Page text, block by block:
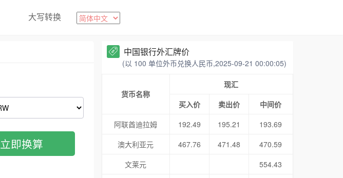
大写转换
立即换算
中国银行外汇牌价
(以 100 单位外币兑换人民币,2025-09-21 00:00:05)
货币名称
现汇
买入价
卖出价
中间价
阿联酋迪拉姆
192.49 195.21
193.69
澳大利亚元
467.76 471.48
470.59
文莱元
554.43